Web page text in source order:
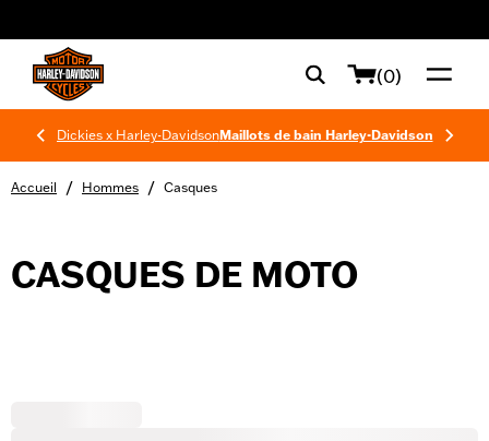
(0)
Dickies x Harley-DavidsonMaillots de bain Harley-Davidson
Accueil / Hommes / Casques
CASQUES DE MOTO